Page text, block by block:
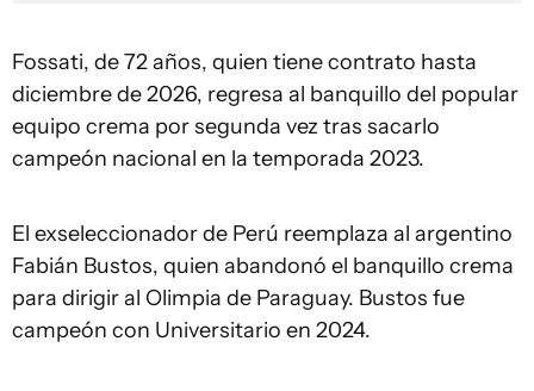
Fossati, de 72 años, quien tiene contrato hasta
diciembre de 2026, regresa al banquillo del popular
equipo crema por segunda vez tras sacarlo
campeón nacional en la temporada 2023.
El exseleccionador de Perú reemplaza al argentino
Fabián Bustos, quien abandonó el banquillo crema
para dirigir al Olimpia de Paraguay. Bustos fue
campeón con Universitario en 2024.